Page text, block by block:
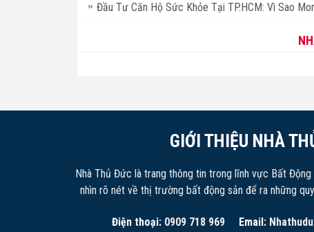
Đầu Tư Căn Hộ Sức Khỏe Tại TP.HCM: Vì Sao
GIỚI THIỆU NHÀ
Nhà Thủ Đức là trang thông tin trong lĩnh vực Bất
nhìn rõ nét về thị trường bất động sản để ra những
Điện thoại: 0909 718 969 Email: